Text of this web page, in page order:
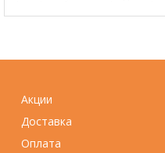
Акции
Доставка
Оплата